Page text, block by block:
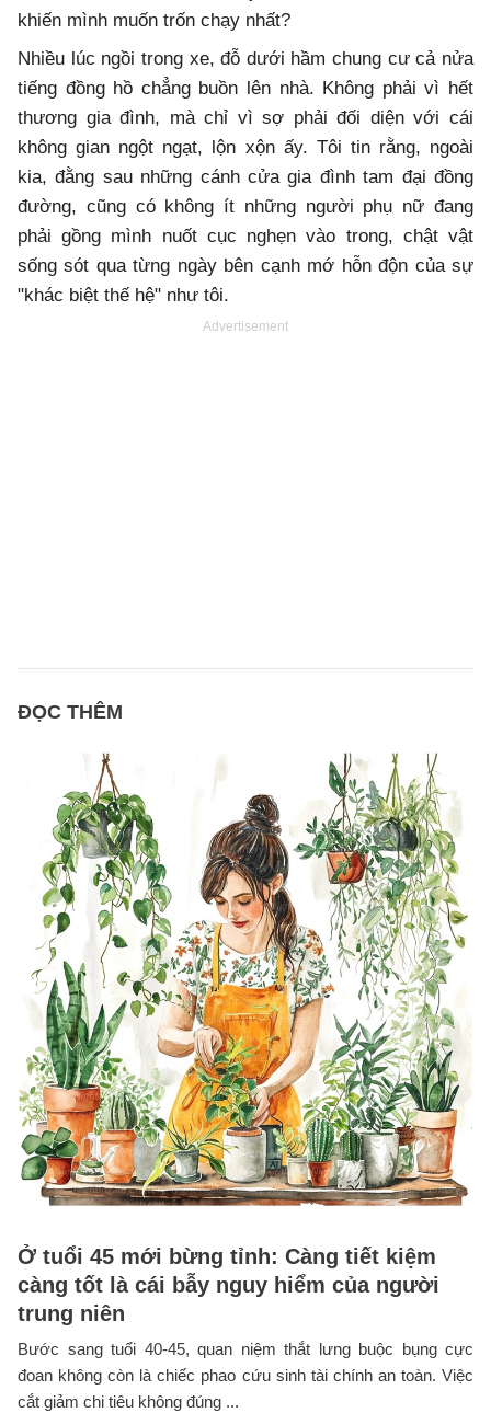
khiến mình muốn trốn chạy nhất?
Nhiều lúc ngồi trong xe, đỗ dưới hầm chung cư cả nửa
tiếng đồng hồ chẳng buồn lên nhà. Không phải vì hết
thương gia đình, mà chỉ vì sợ phải đối diện với cái
không gian ngột ngạt, lộn xộn ấy. Tôi tin rằng, ngoài
kia, đằng sau những cánh cửa gia đình tam đại đồng
đường, cũng có không ít những người phụ nữ đang
phải gồng mình nuốt cục nghẹn vào trong, chật vật
sống sót qua từng ngày bên cạnh mớ hỗn độn của sự
"khác biệt thế hệ" như tôi.
Advertisement
ĐỌC THÊM
Ở tuổi 45 mới bừng tỉnh: Càng tiết kiệm
càng tốt là cái bẫy nguy hiểm của người
trung niên
Bước sang tuổi 40-45, quan niệm thắt lưng buộc bụng cực
đoan không còn là chiếc phao cứu sinh tài chính an toàn. Việc
cắt giảm chi tiêu không đúng ...